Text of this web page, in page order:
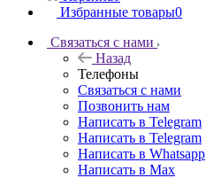
Избранные товары0
Связаться с нами
Назад
Телефоны
Связаться с нами
Позвонить нам
Написать в Telegram
Написать в Telegram
Написать в Whatsapp
Написать в Max